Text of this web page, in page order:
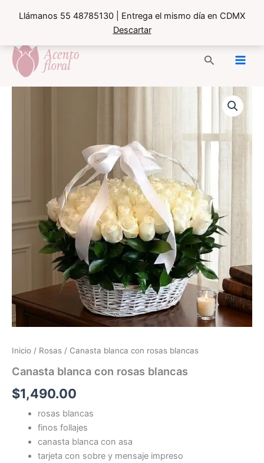
Llámanos 55 48785130 | Entrega el mismo día en CDMX
Descartar
contenido
Buscar
Inicio / Rosas / Canasta blanca con rosas blancas
Canasta blanca con rosas blancas
$1,490.00
rosas blancas
finos follajes
canasta blanca con asa
tarjeta con sobre y mensaje impreso